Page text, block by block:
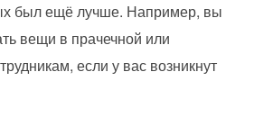
был ещё лучше. Например, вы
вещи в прачечной или
если у вас возникнут